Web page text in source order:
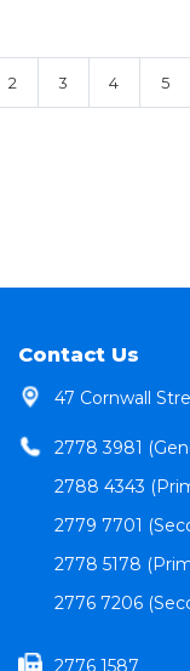
2 3 4 5
Contact Us
47 Cornwall
2778 3981
2788 4343
2779 7701
2778 5178
2776 7206
2776 1587